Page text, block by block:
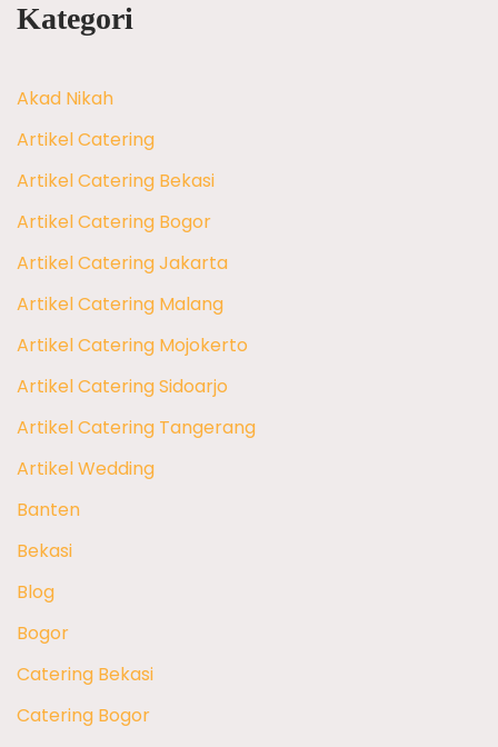
Kategori
Akad Nikah
Artikel Catering
Artikel Catering Bekasi
Artikel Catering Bogor
Artikel Catering Jakarta
Artikel Catering Malang
Artikel Catering Mojokerto
Artikel Catering Sidoarjo
Artikel Catering Tangerang
Artikel Wedding
Banten
Bekasi
Blog
Bogor
Catering Bekasi
Catering Bogor